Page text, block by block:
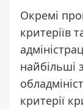
Окремі
критеріїв
найбільші
критерії